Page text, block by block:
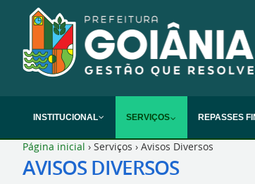
INSTITUCIONAL SERVIÇOS REPASSES
Página inicial › Serviços › Avisos Diversos
AVISOS DIVERSOS